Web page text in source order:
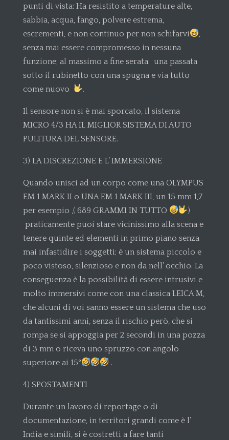
punti di vista: Ha resistito a temperature alte,
sabbia, acqua, fango, polvere estrema,
escrementi, e non continuo per non schifarvi
,
senza mai essere compromesso in nessuna
funzione; al massimo a fine serata: una passata
sotto il rubinetto con una spugna e via tutto
come nuovo
.
Il sensore non si è mai sporcato, il sistema
MICRO 4/3 HA IL MIGLIOR SISTEMA DI AUTO
PULITURA DEL SENSORE.
3) LA DISCREZIONE E L’ IMMERSIONE
Quando unisci ad un corpo come una OLYMPUS
EM 1 MARK II o UNA EM 1 MARK III, un 15 mm 1,7
per esempio ,( 689 GRAMMI IN TUTTO
)
praticamente puoi stare vicinissimo alla scena e
tenere quinte ed elementi in primo piano senza
mai infastidire i soggetti; è un sistema piccolo e
poco vistoso, silenzioso e non da nell’ occhio. La
conseguenza è la possibilità di essere intrusivi e
molto immersivi come con una classica LEICA M,
che alcuni di voi sanno essere un sistema che uso
da tantissimi anni, senza il rischio però, che si
rompa se si appoggia per 2 secondi in una pozza
di 3 mm o riceva uno spruzzo con angolo
superiore ai 15°
.
4) SPOSTAMENTI
Durante un lavoro di reportage o di
documentazione, in territori grandi come è l’
India e simili, si è costretti a fare tanti